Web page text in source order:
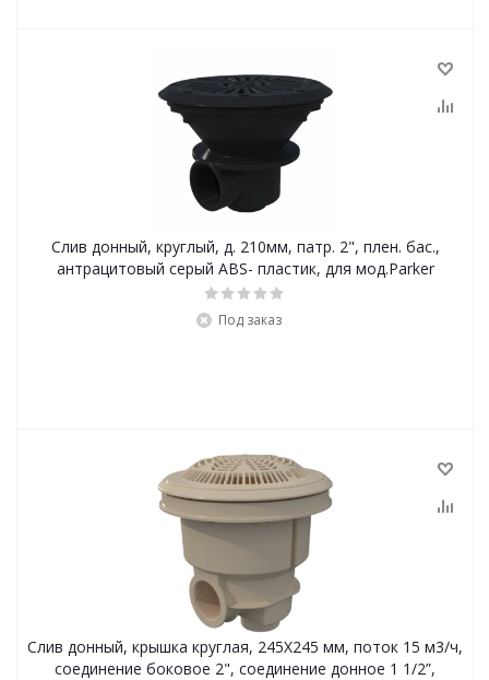
Слив донный, круглый, д. 210мм, патр. 2", плен. бас.,
антрацитовый серый ABS- пластик, для мод.Parker
Под заказ
Слив донный, крышка круглая, 245Х245 мм, поток 15 м3/ч,
соединение боковое 2", соединение донное 1 1/2”,